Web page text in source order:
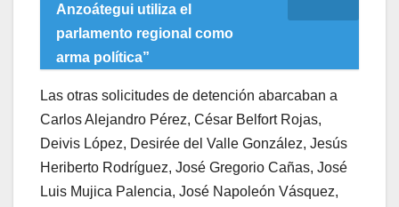
Anzoátegui utiliza el
parlamento regional como
arma política”
Las otras solicitudes de detención abarcaban a
Carlos Alejandro Pérez, César Belfort Rojas,
Deivis López, Desirée del Valle González, Jesús
Heriberto Rodríguez, José Gregorio Cañas, José
Luis Mujica Palencia, José Napoleón Vásquez,